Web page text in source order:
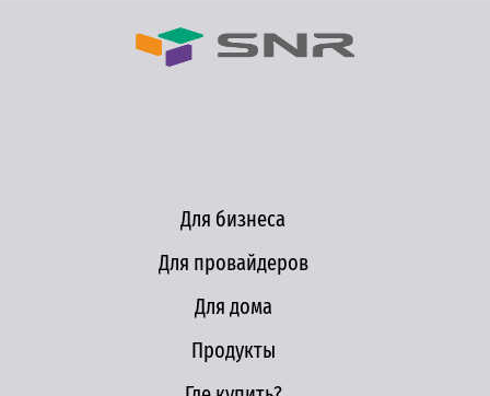
Для бизнеса
Для провайдеров
Для дома
Продукты